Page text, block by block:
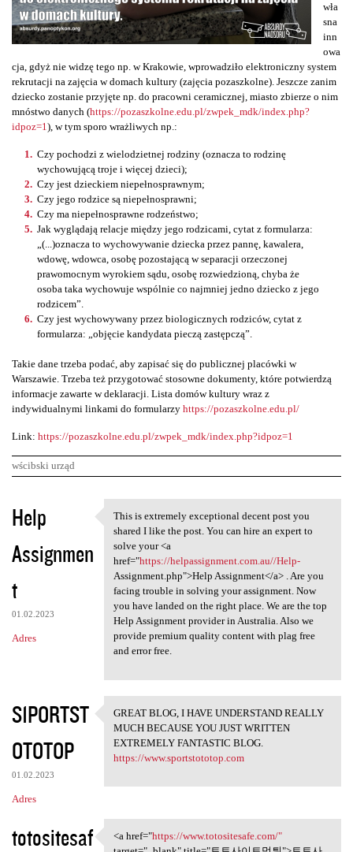
wła
sna
inn
owa
cja, gdyż nie widzę tego np. w Krakowie, wprowadziło elektroniczny system
rekrutacji na zajęcia w domach kultury (zajęcia pozaszkolne). Jeszcze zanim
dziecko zostanie przyjęte np. do pracowni ceramicznej, miasto zbierze o nim
mnóstwo danych (https://pozaszkolne.edu.pl/zwpek_mdk/index.php?
idpoz=1), w tym sporo wrażliwych np.:
Czy pochodzi z wielodzietnej rodziny (oznacza to rodzinę
wychowującą troje i więcej dzieci);
Czy jest dzieckiem niepełnosprawnym;
Czy jego rodzice są niepełnosprawni;
Czy ma niepełnosprawne rodzeństwo;
Jak wyglądają relacje między jego rodzicami, cytat z formularza:
„(...)oznacza to wychowywanie dziecka przez pannę, kawalera,
wdowę, wdowca, osobę pozostającą w separacji orzeczonej
prawomocnym wyrokiem sądu, osobę rozwiedzioną, chyba że
osoba taka wychowuje wspólnie co najmniej jedno dziecko z jego
rodzicem”.
Czy jest wychowywany przez biologicznych rodziców, cytat z
formularza: „objęcie kandydata pieczą zastępczą”.
Takie dane trzeba podać, aby zapisać się do publicznej placówki w
Warszawie. Trzeba też przygotować stosowne dokumenty, które potwierdzą
informacje zawarte w deklaracji. Lista domów kultury wraz z
indywidualnymi linkami do formularzy https://pozaszkolne.edu.pl/
Link: https://pozaszkolne.edu.pl/zwpek_mdk/index.php?idpoz=1
wścibski urząd
K
o
m
n
t
a
e
Help
Assignmen
t
01.02.2023
Adres
This is extremely exceptional
This is extremely exceptional decent post you
shared I like the post. You can hire an expert to
solve your <a
href="https://helpassignment.com.au//Help-
Assignment.php">Help Assignment</a> . Are you
facing trouble in solving your assignment. Now
you have landed on the right place. We are the top
Help Assignment provider in Australia. Also we
provide premium quality content with plag free
and error free.
S1PORTST
OTOTOP
01.02.2023
Adres
GREAT BLOG, I HAVE UNDERSTAND
GREAT BLOG, I HAVE UNDERSTAND REALLY
MUCH BECAUSE YOU JUST WRITTEN
EXTREMELY FANTASTIC BLOG.
https://www.sportstototop.com
totositesaf <a href="https://www
<a href="https://www.totositesafe.com/"